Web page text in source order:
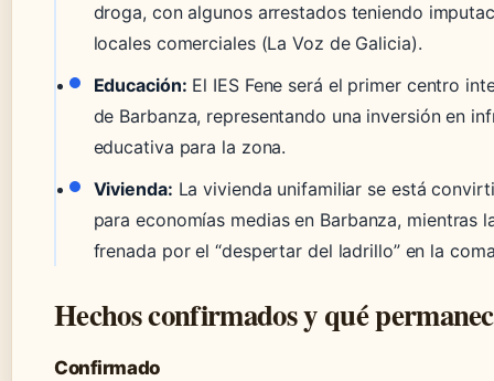
droga, con algunos arrestados teniendo
locales comerciales (La Voz de Galicia).
Educación: El IES Fene será el primer centro
de Barbanza, representando una inversión en
educativa para la zona.
Vivienda: La vivienda unifamiliar se está
para economías medias en Barbanza, mientras
frenada por el “despertar del ladrillo” en la
Hechos confirmados y qué
Confirmado